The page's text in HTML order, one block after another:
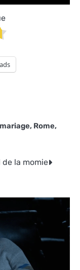
mariage, Rome,
de la momie